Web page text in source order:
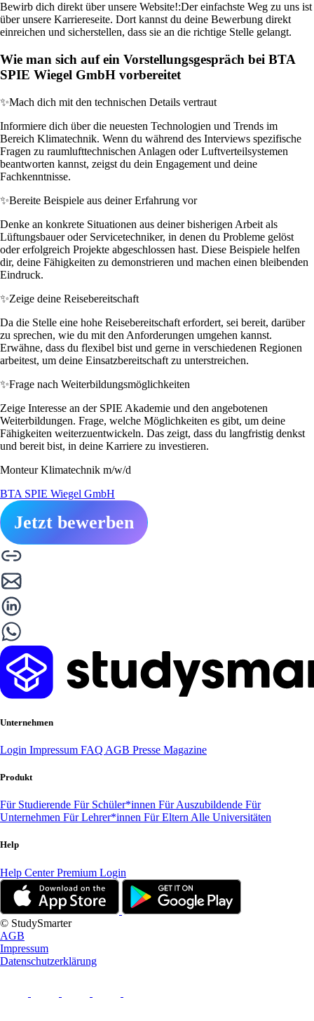
Bewirb dich direkt über unsere Website!:Der einfachste Weg zu uns ist
über unsere Karriereseite. Dort kannst du deine Bewerbung direkt
einreichen und sicherstellen, dass sie an die richtige Stelle gelangt.
Wie man sich auf ein Vorstellungsgespräch bei BTA
SPIE Wiegel GmbH vorbereitet
✨Mach dich mit den technischen Details vertraut
Informiere dich über die neuesten Technologien und Trends im
Bereich Klimatechnik. Wenn du während des Interviews spezifische
Fragen zu raumlufttechnischen Anlagen oder Luftverteilsystemen
beantworten kannst, zeigst du dein Engagement und deine
Fachkenntnisse.
✨Bereite Beispiele aus deiner Erfahrung vor
Denke an konkrete Situationen aus deiner bisherigen Arbeit als
Lüftungsbauer oder Servicetechniker, in denen du Probleme gelöst
oder erfolgreich Projekte abgeschlossen hast. Diese Beispiele helfen
dir, deine Fähigkeiten zu demonstrieren und machen einen bleibenden
Eindruck.
✨Zeige deine Reisebereitschaft
Da die Stelle eine hohe Reisebereitschaft erfordert, sei bereit, darüber
zu sprechen, wie du mit den Anforderungen umgehen kannst.
Erwähne, dass du flexibel bist und gerne in verschiedenen Regionen
arbeitest, um deine Einsatzbereitschaft zu unterstreichen.
✨Frage nach Weiterbildungsmöglichkeiten
Zeige Interesse an der SPIE Akademie und den angebotenen
Weiterbildungen. Frage, welche Möglichkeiten es gibt, um deine
Fähigkeiten weiterzuentwickeln. Das zeigt, dass du langfristig denkst
und bereit bist, in deine Karriere zu investieren.
Monteur Klimatechnik m/w/d
BTA SPIE Wiegel GmbH
Jetzt bewerben
Unternehmen
Login Impressum FAQ AGB Presse Magazine
Produkt
Für Studierende Für Schüler*innen Für Auszubildende Für
Unternehmen Für Lehrer*innen Für Eltern Alle Universitäten
Help
Help CenterPremium Login
© StudySmarter
AGB
Impressum
Datenschutzerklärung